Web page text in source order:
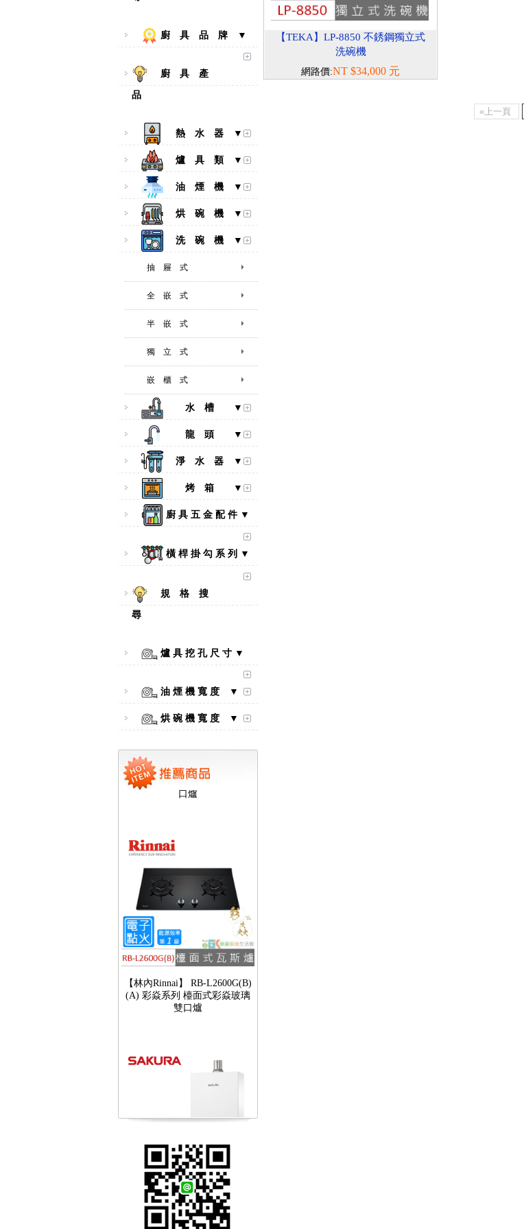
廚 具 品 牌 ▼
廚 具 產
品
熱 水 器 ▼
爐 具 類 ▼
油 煙 機 ▼
烘 碗 機 ▼
洗 碗 機 ▼
抽 屜 式
全 嵌 式
半 嵌 式
獨 立 式
嵌 櫃 式
水 槽 ▼
龍 頭 ▼
淨 水 器 ▼
烤 箱 ▼
廚 具 五 金 配 件 ▼
橫 桿 掛 勾 系 列 ▼
規 格 搜
尋
爐 具 挖 孔 尺 寸 ▼
油 煙 機 寬 度 ▼
烘 碗 機 寬 度 ▼
【林內Rinnai】 RB-L2600S(A)
彩焱系列 檯面式彩焱不銹鋼雙
口爐
【林內Rinnai】 RB-L2600G(B)
(A) 彩焱系列 檯面式彩焱玻璃
雙口爐
【櫻花SAKURA】 DH-1605A
16公升/分 數位恆溫 LCD溫度設
定 分段火排
【TEKA】LP-8850 不銹鋼獨立式
洗碗機
網路價:NT $34,000 元
«上一頁